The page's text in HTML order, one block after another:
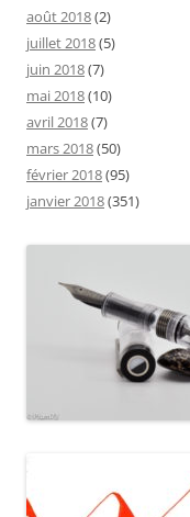
août 2018(2)
juillet 2018(5)
juin 2018(7)
mai 2018(10)
avril 2018(7)
mars 2018(50)
février 2018(95)
janvier 2018(351)